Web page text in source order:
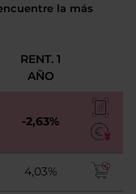
la más
RENT. 1
AÑO
-2,63%
4,03%